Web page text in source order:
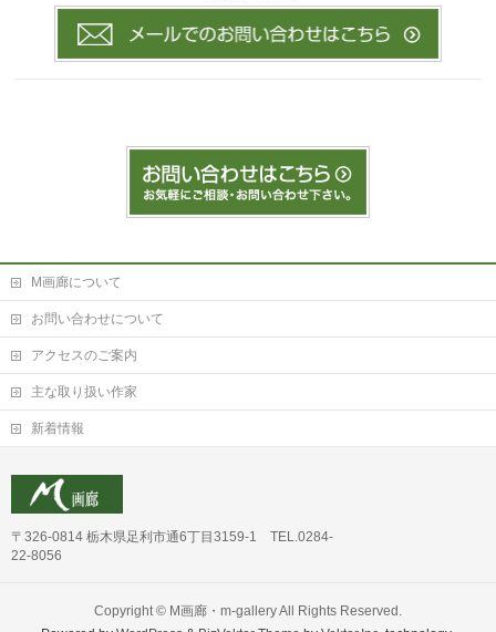
M画廊について
お問い合わせについて
アクセスのご案内
主な取り扱い作家
新着情報
〒326-0814 栃木県足利市通6丁目3159-1 TEL.0284-
22-8056
Copyright © M画廊・m-galleryAll Rights Reserved.